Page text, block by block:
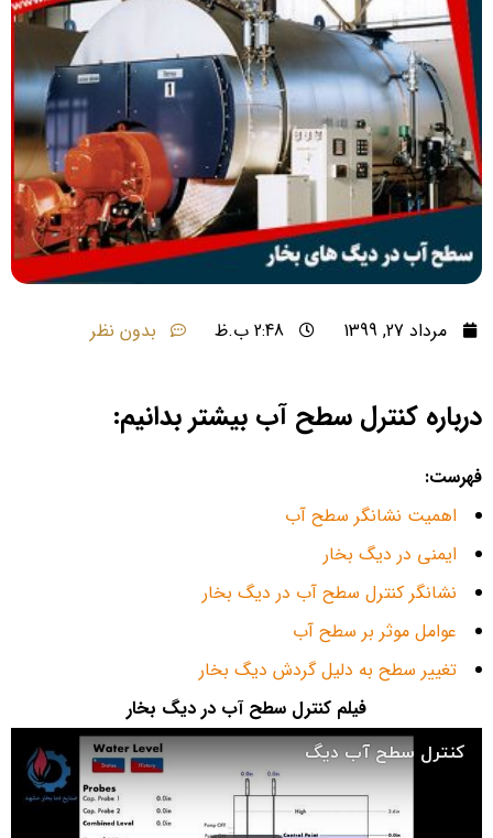
مرداد 27, 1399 2:48 ب.ظ بدون نظر
درباره کنترل سطح آب بیشتر بدانیم:
فهرست:
اهمیت نشانگر سطح آب
ایمنی در دیگ بخار
نشانگر کنترل سطح آب در دیگ بخار
عوامل موثر بر سطح آب
تغییر سطح به دلیل گردش دیگ بخار
فیلم کنترل سطح آب در دیگ بخار